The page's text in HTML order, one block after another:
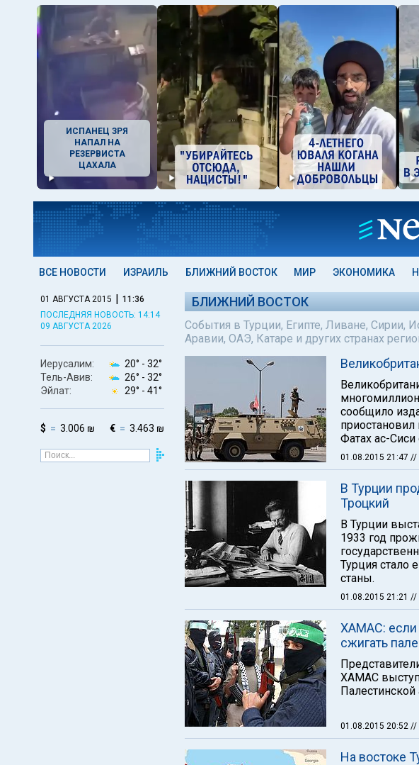
ИСПАНЕЦ ЗРЯ
НАПАЛ НА
РЕЗЕРВИСТА
ЦАХАЛА
ВСЕ НОВОСТИ ИЗРАИЛЬ БЛИЖНИЙ ВОСТОК МИР ЭКОНОМИКА
01 АВГУСТА 2015 | 11:36
ПОСЛЕДНЯЯ НОВОСТЬ: 14:14
09 АВГУСТА 2026
Иерусалим: 20° - 32°
Тель-Авив:
26° - 32°
Эйлат:
29° - 41°
$ 3.006 ₪ € 3.463 ₪
БЛИЖНИЙ ВОСТОК
События в Турции, Египте, Ливане, Сирии,
Аравии, ОАЭ, Катаре и других странах
сообщило
Фатах ас-
01.08.2015 21:47 //
В Турции
Троцкий
В Турции
1933 год
Турция стало
станы.
01.08.2015 21:21 //
ХАМАС: если
сжигать
ХАМАС
01.08.2015 20:52 //
На востоке